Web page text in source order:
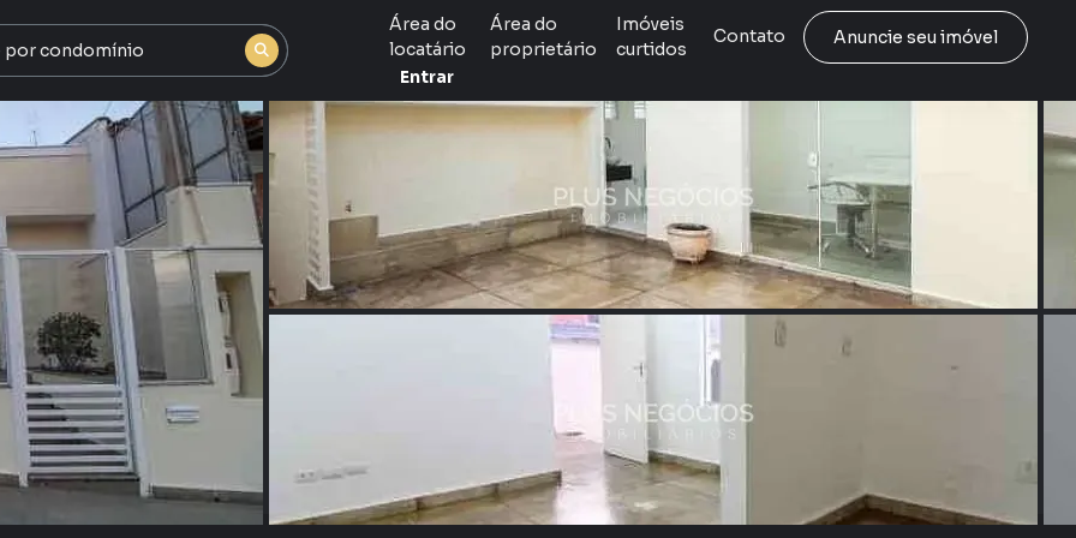
Área do
locatário
Área do
proprietário
Imóveis
curtidos
Contato
Anuncie seu imóvel
Entrar